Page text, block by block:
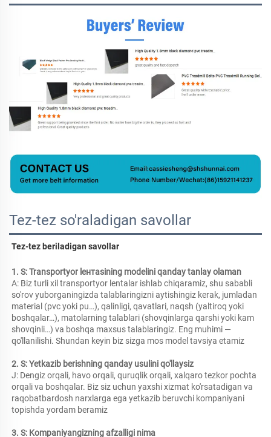
Tez-tez so'raladigan savollar
Tez-tez beriladigan savollar
1. S: Transportyor lентasining modelini qanday tanlay olaman
A: Biz turli xil transportyor lentalar ishlab chiqaramiz, shu sababli
so'rov yuborganingizda talablaringizni aytishingiz kerak, jumladan
material (pvc yoki pu…), qalinligi, qavatlari, naqsh (yaltiroq yoki
boshqalar…), matolarning talablari (shovqinlarga qarshi yoki kam
shovqinli…) va boshqa maxsus talablaringiz. Eng muhimi —
qo'llanilishi. Shundan keyin biz sizga mos model tavsiya etamiz
2. S: Yetkazib berishning qanday usulini qo'llaysiz
J: Dengiz orqali, havo orqali, quruqlik orqali, xalqaro tezkor pochta
orqali va boshqalar. Biz siz uchun yaxshi xizmat ko'rsatadigan va
raqobatbardosh narxlarga ega yetkazib beruvchi kompaniyani
topishda yordam beramiz
3. S: Kompaniyangizning afzalligi nima